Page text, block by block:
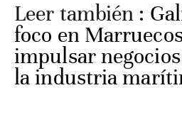
Leer también :
foco en
impulsar
la industria